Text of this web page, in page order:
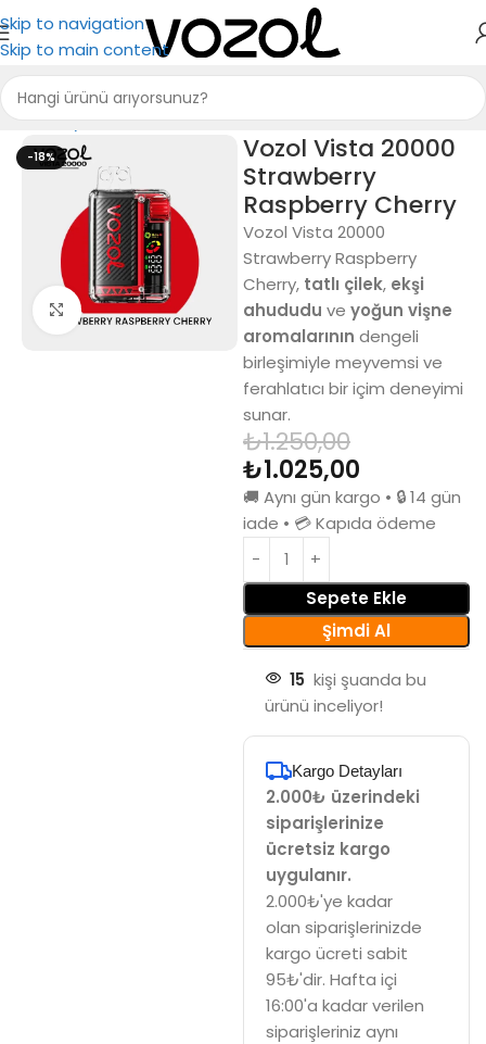
Skip to navigation
Skip to main content
Ana Sayfa Puff Bar
-18%
Büyütmek için tıkla
Vozol Vista 20000
Strawberry
Raspberry Cherry
Vozol Vista 20000
Strawberry Raspberry
Cherry, tatlı çilek, ekşi
ahududu ve yoğun vişne
aromalarının dengeli
birleşimiyle meyvemsi ve
ferahlatıcı bir içim deneyimi
sunar.
₺1.250,00
₺1.025,00
🚚 Aynı gün kargo • 🔒 14 gün
iade • 💳 Kapıda ödeme
Sepete Ekle
Şimdi Al
15 kişi şuanda bu
ürünü inceliyor!
Kargo Detayları
2.000₺ üzerindeki
siparişlerinize
ücretsiz kargo
uygulanır.
2.000₺'ye kadar
olan siparişlerinizde
kargo ücreti sabit
95₺'dir. Hafta içi
16:00'a kadar verilen
siparişleriniz aynı